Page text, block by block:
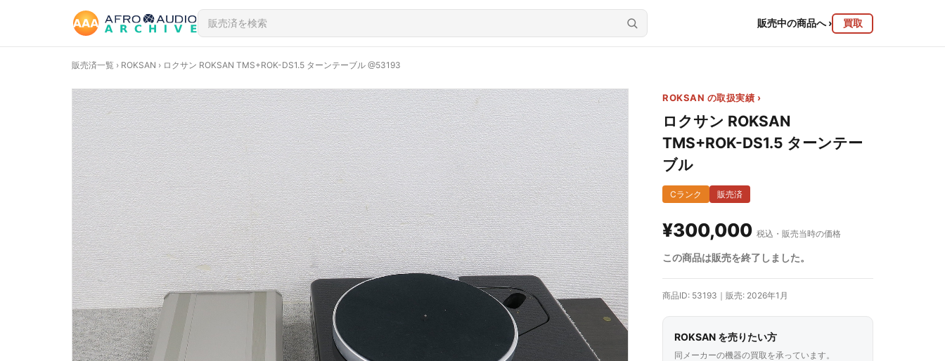
販売中の商品へ› 買取
販売済一覧 › ROKSAN › ロクサン ROKSAN TMS+ROK-DS1.5 ターンテーブル @53193
ROKSAN の取扱実績 ›
ロクサン ROKSAN
TMS+ROK-DS1.5 ターンテー
ブル
販売済
Cランク
¥300,000 税込・販売当時の価格
この商品は販売を終了しました。
商品ID: 53193｜販売: 2026年1月
ROKSAN を売りたい方
同メーカーの機器の買取を承っています。